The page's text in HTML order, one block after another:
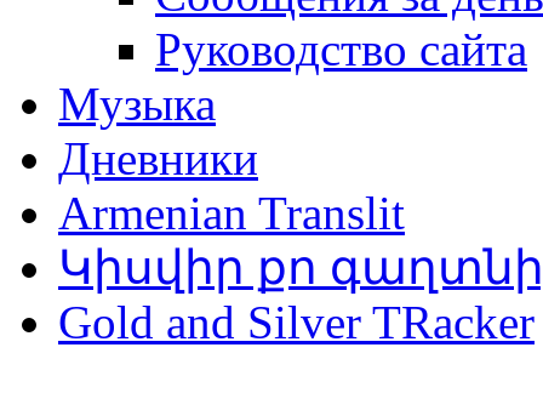
Руководство сайта
Музыка
Дневники
Armenian Translit
Կիսվիր քո
Gold and Silver TRacker